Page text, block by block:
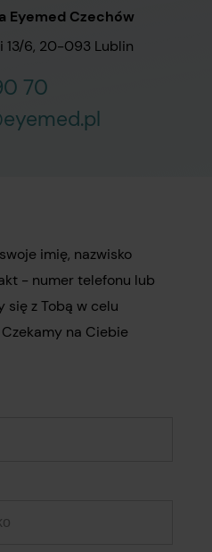
Eyemed Czechów
13/6, 20-093 Lublin
70
imię, nazwisko
- numer telefonu lub
z Tobą w celu
na Ciebie